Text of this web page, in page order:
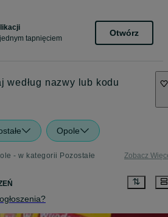
tapnięciem
Otwórz
według nazwy lub kodu
Opole
- w kategorii Pozostałe Zobacz